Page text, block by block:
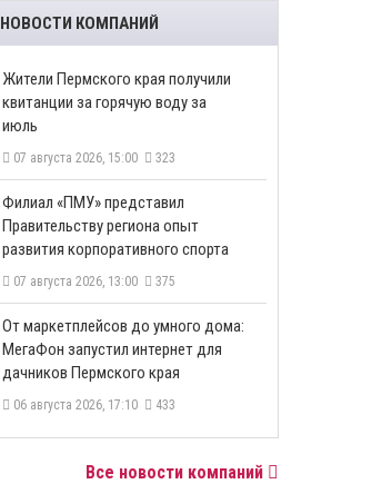
НОВОСТИ КОМПАНИЙ
​Жители Пермского края получили
квитанции за горячую воду за
июль
07 августа 2026, 15:00 323
​Филиал «ПМУ» представил
Правительству региона опыт
развития корпоративного спорта
07 августа 2026, 13:00 375
От маркетплейсов до умного дома:
МегаФон запустил интернет для
дачников Пермского края
06 августа 2026, 17:10 433
Все новости компаний